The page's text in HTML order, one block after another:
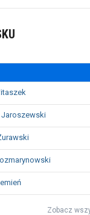
Jaroszewski
Zobacz